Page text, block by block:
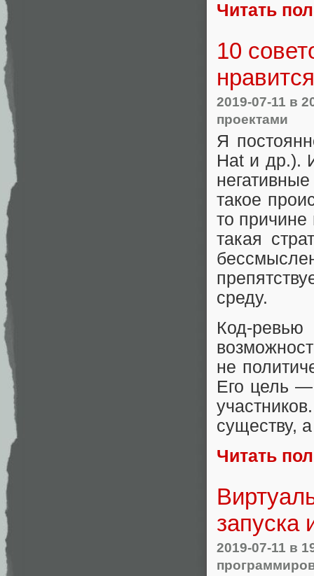
Читать
10
нравится
2019-07-11 в
проектами
Я
Hat и др.).
такое
то
такая
среду.
Код-
не
Его цель —
существу,
Читать
запуска
2019-07-11 в